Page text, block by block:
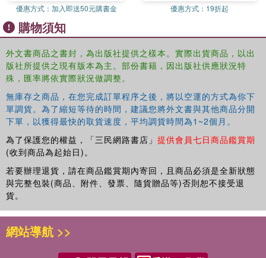
With an interdisciplinary scope and social justice-centered
focus, this book offers new perspectives on a well-
established area of study. It will appeal to scholars and
upper-level students of film studies, media studies, gender
studies, and visual culture, as well as to fans of the
director interested in revisiting his work from a new
perspective.
優惠方式： 加入即送50元購書金 優惠方式： 19折起
購物須知
外文書商品之書封，為出版社提供之樣本。實際出貨商品，以出
版社所提供之現有版本為主。部份書籍，因出版社供應狀況特
殊，匯率將依實際狀況做調整。
無庫存之商品，在您完成訂單程序之後，將以空運的方式為你下
單調貨。為了縮短等待的時間，建議您將外文書與其他商品分開
下單，以獲得最快的取貨速度，平均調貨時間為1~2個月。
為了保護您的權益，「三民網路書店」 提供會員七日商品鑑賞期
(收到商品為起始日)。
若要辦理退貨，請在商品鑑賞期內寄回，且商品必須是全新狀態
與完整包裝(商品、附件、發票、隨貨贈品等)否則恕不接受退
貨。
網站導航 >>